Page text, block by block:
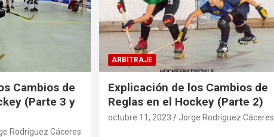
Cambios de
(Parte 3 y
Rodríguez Cáceres
ARBITRAJE
Explicación de los Cambios de
Reglas en el Hockey (Parte 2)
octubre 11, 2023 Jorge Rodríguez Cáceres